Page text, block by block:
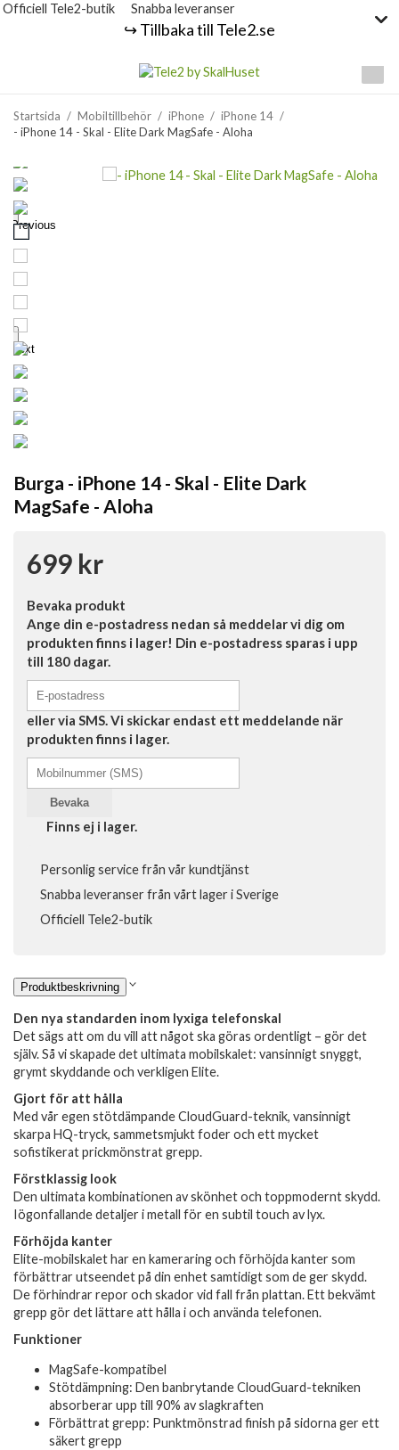
Officiell Tele2-butik Snabba leveranser
↪️ Tillbaka till Tele2.se
Startsida / Mobiltillbehör / iPhone / iPhone 14 /
- iPhone 14 - Skal - Elite Dark MagSafe - Aloha
Previous
Next
Burga - iPhone 14 - Skal - Elite Dark
MagSafe - Aloha
699 kr
Bevaka produkt
Ange din e-postadress nedan så meddelar vi dig om
produkten finns i lager! Din e-postadress sparas i upp
till 180 dagar.
eller via SMS. Vi skickar endast ett meddelande när
produkten finns i lager.
Bevaka
Finns ej i lager.
Personlig service från vår kundtjänst
Snabba leveranser från vårt lager i Sverige
Officiell Tele2-butik
Produktbeskrivning
Den nya standarden inom lyxiga telefonskal
Det sägs att om du vill att något ska göras ordentligt – gör det
själv. Så vi skapade det ultimata mobilskalet: vansinnigt snyggt,
grymt skyddande och verkligen Elite.
Gjort för att hålla
Med vår egen stötdämpande CloudGuard-teknik, vansinnigt
skarpa HQ-tryck, sammetsmjukt foder och ett mycket
sofistikerat prickmönstrat grepp.
Förstklassig look
Den ultimata kombinationen av skönhet och toppmodernt skydd.
Iögonfallande detaljer i metall för en subtil touch av lyx.
Förhöjda kanter
Elite-mobilskalet har en kameraring och förhöjda kanter som
förbättrar utseendet på din enhet samtidigt som de ger skydd.
De förhindrar repor och skador vid fall från plattan. Ett bekvämt
grepp gör det lättare att hålla i och använda telefonen.
Funktioner
MagSafe-kompatibel
Stötdämpning: Den banbrytande CloudGuard-tekniken
absorberar upp till 90% av slagkraften
Förbättrat grepp: Punktmönstrad finish på sidorna ger ett
säkert grepp